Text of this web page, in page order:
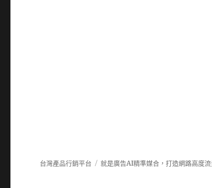
台灣產品行銷平台 就是廣告AI精準媒合，打造網路高度